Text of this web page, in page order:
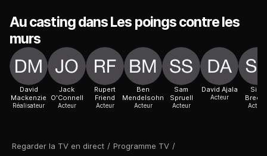
Regarder la TV en direct / Programme TV /
Au casting dans Les poings contre les
murs
David
Mackenzie
Réalisateur
Jack
O'Connell
Acteur
Rupert
Friend
Acteur
Ben
Mendelsohn
Acteur
Sam
Spruell
Acteur
David Ajala
Acteur
Sian
Actrice